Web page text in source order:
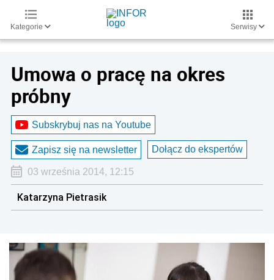
Kategorie Serwisy
Umowa o pracę na okres
próbny
Subskrybuj nas na Youtube
Zapisz się na newsletter Dołącz do ekspertów
03 września 2014, 12:15
Katarzyna Pietrasik